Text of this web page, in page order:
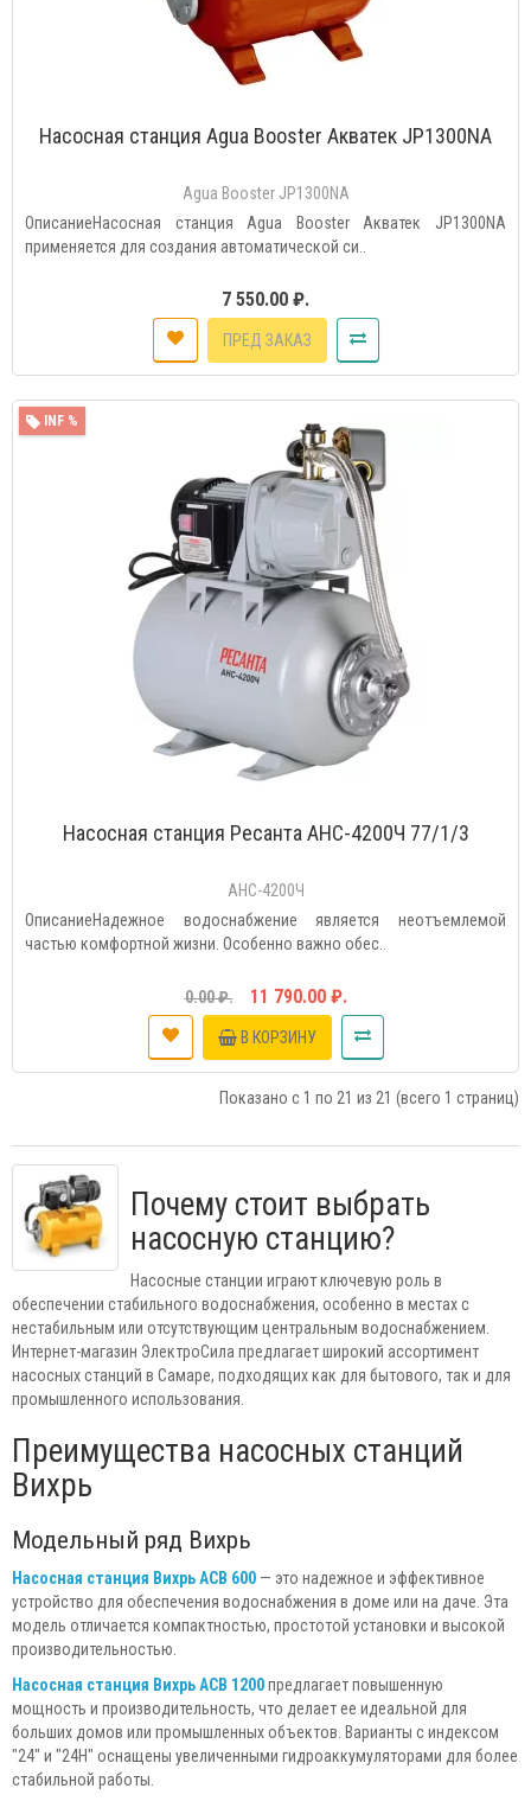
Насосная станция Agua Booster Акватек JP1300NA
Agua Booster JP1300NA
ОписаниеНасосная станция Agua Booster Акватек JP1300NA
применяется для создания автоматической си..
7 550.00 ₽.
ПРЕД ЗАКАЗ
INF %
Насосная станция Ресанта АНС-4200Ч 77/1/3
АНС-4200Ч
ОписаниеНадежное водоснабжение является неотъемлемой
частью комфортной жизни. Особенно важно обес..
0.00 ₽. 11 790.00 ₽.
В КОРЗИНУ
Показано с 1 по 21 из 21 (всего 1 страниц)
Почему стоит выбрать
насосную станцию?
Насосные станции играют ключевую роль в
обеспечении стабильного водоснабжения, особенно в местах с
нестабильным или отсутствующим центральным водоснабжением.
Интернет-магазин ЭлектроСила предлагает широкий ассортимент
насосных станций в Самаре, подходящих как для бытового, так и для
промышленного использования.
Преимущества насосных станций
Вихрь
Модельный ряд Вихрь
Насосная станция Вихрь АСВ 600 — это надежное и эффективное
устройство для обеспечения водоснабжения в доме или на даче. Эта
модель отличается компактностью, простотой установки и высокой
производительностью.
Насосная станция Вихрь АСВ 1200предлагает повышенную
мощность и производительность, что делает ее идеальной для
больших домов или промышленных объектов. Варианты с индексом
"24" и "24Н" оснащены увеличенными гидроаккумуляторами для более
стабильной работы.